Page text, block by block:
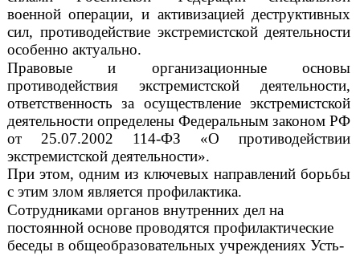
военной операции, и активизацией деструктивных
сил, противодействие экстремистской деятельности
особенно актуально.
Правовые и организационные основы
противодействия экстремистской деятельности,
ответственность за осуществление экстремистской
деятельности определены Федеральным законом РФ
от 25.07.2002 114-ФЗ «О противодействии
экстремистской деятельности».
При этом, одним из ключевых направлений борьбы
с этим злом является профилактика.
Сотрудниками органов внутренних дел на
постоянной основе проводятся профилактические
беседы в общеобразовательных учреждениях Усть-